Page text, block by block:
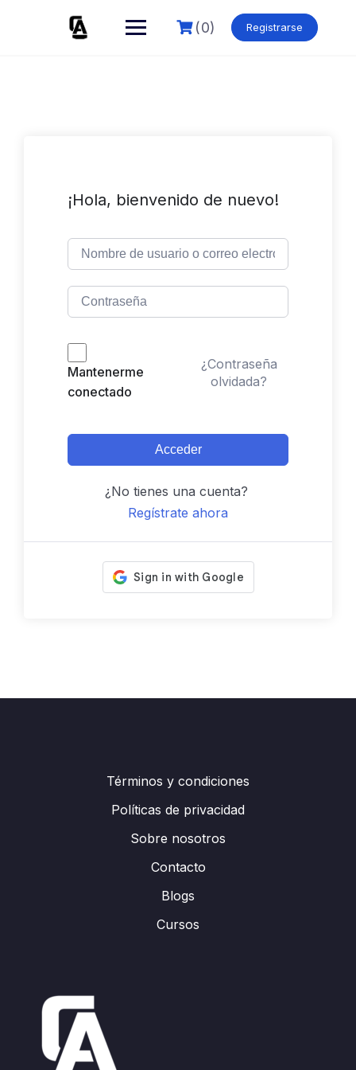
(0) Registrarse
¡Hola, bienvenido de nuevo!
Mantenerme
conectado
¿Contraseña
olvidada?
Acceder
¿No tienes una cuenta?
Regístrate ahora
Términos y condiciones
Políticas de privacidad
Sobre nosotros
Contacto
Blogs
Cursos